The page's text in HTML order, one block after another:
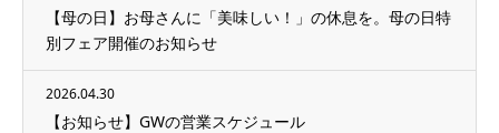
【母の日】お母さんに「美味しい！」の休息を。母の日特
別フェア開催のお知らせ
2026.04.30
【お知らせ】GWの営業スケジュール